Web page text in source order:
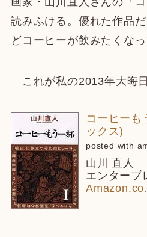
読みふける。優れた作品
どコーヒーが飲みたくなっ
これが私の2013年大晦日
コーヒーも
ックス)
posted with
山川 直人
エンターブ